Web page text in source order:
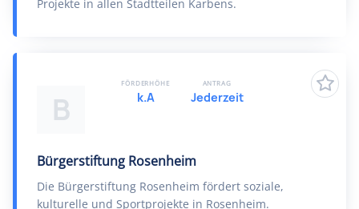
Projekte in allen Stadtteilen Karbens.
B
Bürgerstiftung Rosenheim
Die Bürgerstiftung Rosenheim fördert soziale,
kulturelle und Sportprojekte in Rosenheim.
FÖRDERHÖHE
k.A
ANTRAG
Jederzeit